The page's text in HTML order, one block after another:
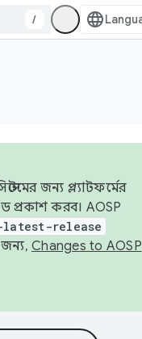
/
জন্য প্ল্যাটফর্মের
প্রকাশ করব। AOSP
latest-release
জন্য, Changes to AOSP